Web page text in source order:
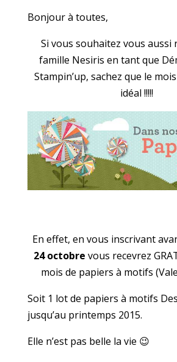
Bonjour à toutes,
Si vous souhaitez vous aussi
famille Nesiris en tant que
Stampin’up, sachez que le
idéal !!!!!
En effet, en vous inscrivant
24 octobre vous recevrez
mois de papiers à motifs
Soit 1 lot de papiers à motifs
jusqu’au printemps 2015.
Elle n’est pas belle la vie 😉